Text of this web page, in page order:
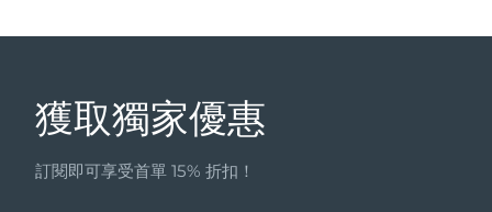
獲取獨家優惠
訂閱即可享受首單 15% 折扣！